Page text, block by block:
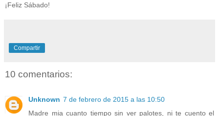
¡Feliz Sábado!
Compartir
10 comentarios:
Unknown 7 de febrero de 2015 a las 10:50
Madre mia cuanto tiempo sin ver palotes, ni te cuento el